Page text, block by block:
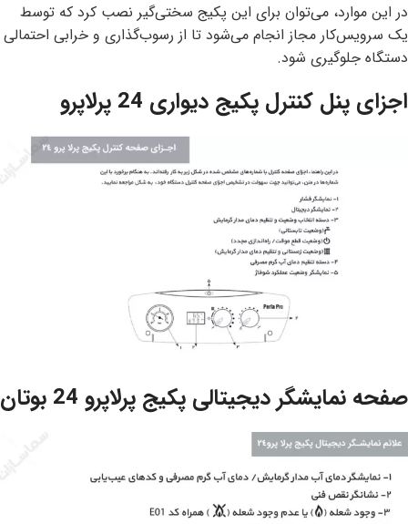
در این موارد، می‌توان برای این پکیج سختی‌گیر نصب کرد که توسط
یک سرویس‌کار مجاز انجام می‌شود تا از رسوب‌گذاری و خرابی احتمالی
دستگاه جلوگیری شود.
اجزای پنل کنترل پکیج دیواری 24 پرلاپرو
صفحه نمایشگر دیجیتالی پکیج پرلاپرو 24 بوتان